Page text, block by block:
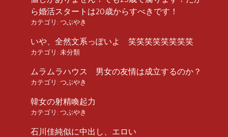
ら婚活スタートは20歳からすべきです！
カテゴリ: つぶやき
いや、全然文系っぽいよ 笑笑笑笑笑笑笑笑
カテゴリ: 未分類
ムラムラハウス 男女の友情は成立するのか？
カテゴリ: つぶやき
韓女の射精喚起力
カテゴリ: つぶやき
石川佳純似に中出し、エロい